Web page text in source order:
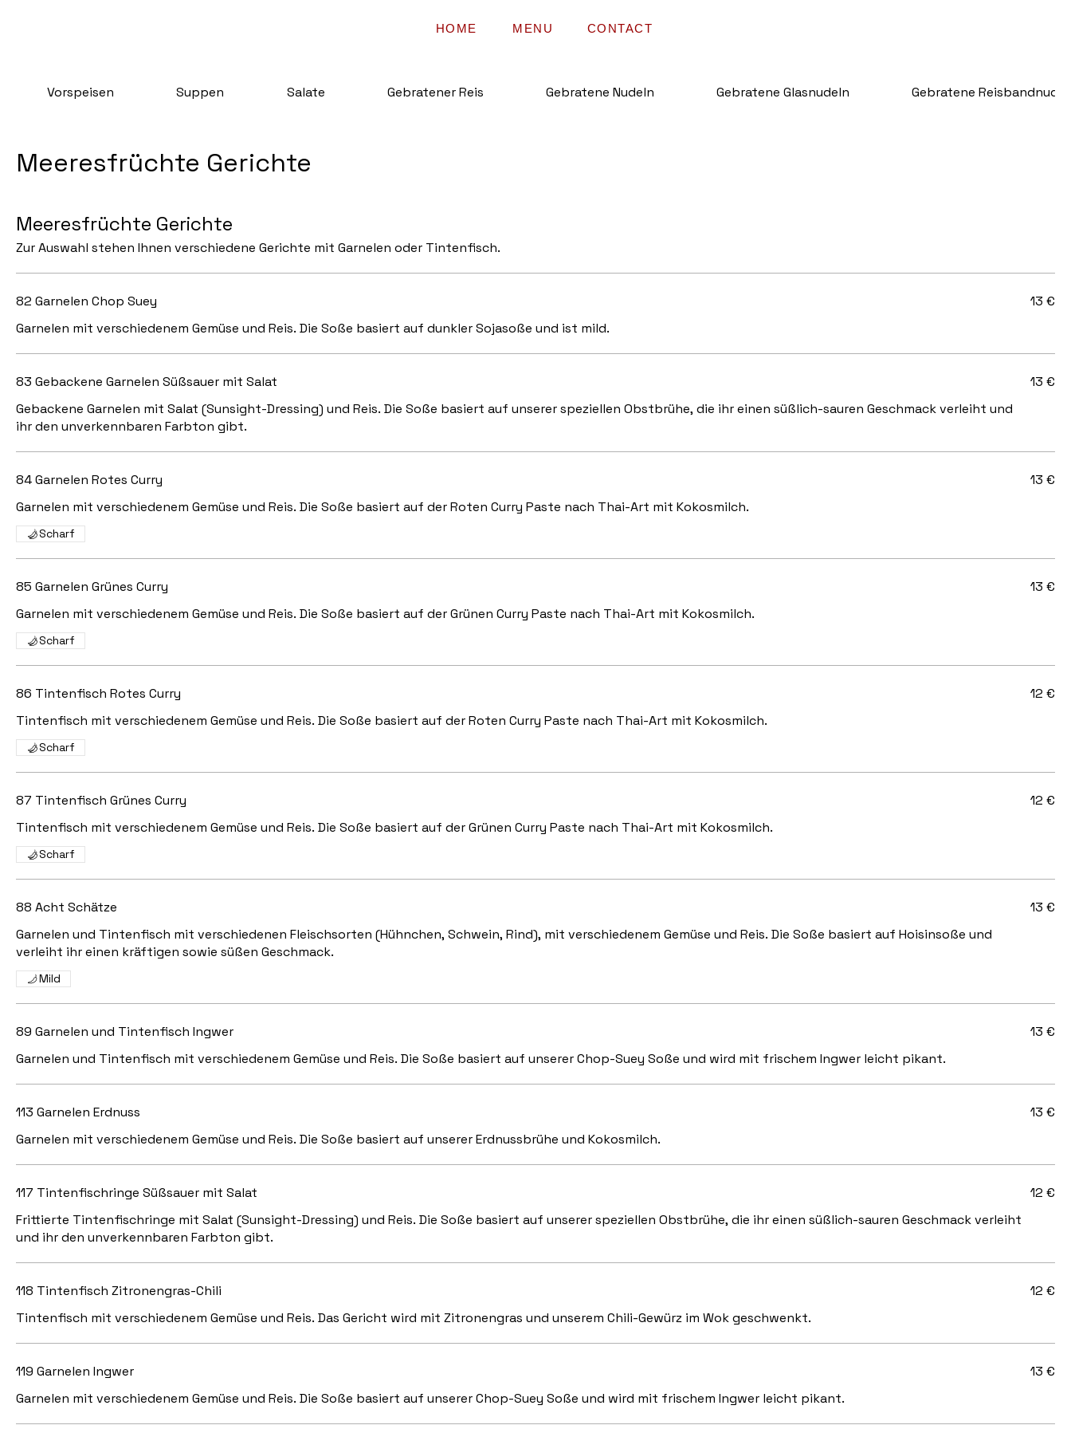
HOME MENU CONTACT
Vorspeisen Suppen Salate Gebratener Reis Gebratene Nudeln Gebratene Glasnudeln Gebratene
Meeresfrüchte Gerichte
Meeresfrüchte Gerichte
Zur Auswahl stehen Ihnen verschiedene Gerichte mit Garnelen oder Tintenfisch.
82 Garnelen Chop Suey
13 €
83 Gebackene Garnelen Süßsauer mit Salat
Gebackene Garnelen mit Salat (Sunsight-Dressing) und Reis. Die Soße basiert auf unserer speziellen Obstbrühe, die ihr einen süßlich-sauren Geschmack verleiht und
ihr den unverkennbaren Farbton gibt.
13 €
84 Garnelen Rotes Curry
Garnelen mit verschiedenem Gemüse und Reis. Die Soße basiert auf der Roten Curry Paste nach Thai-Art mit Kokosmilch.
13 €
Scharf
85 Garnelen Grünes Curry
Garnelen mit verschiedenem Gemüse und Reis. Die Soße basiert auf der Grünen Curry Paste nach Thai-Art mit Kokosmilch.
13 €
Scharf
86 Tintenfisch Rotes Curry
Tintenfisch mit verschiedenem Gemüse und Reis. Die Soße basiert auf der Roten Curry Paste nach Thai-Art mit Kokosmilch.
12 €
Scharf
87 Tintenfisch Grünes Curry
Tintenfisch mit verschiedenem Gemüse und Reis. Die Soße basiert auf der Grünen Curry Paste nach Thai-Art mit Kokosmilch.
12 €
Scharf
88 Acht Schätze
Garnelen und Tintenfisch mit verschiedenen Fleischsorten (Hühnchen, Schwein, Rind), mit verschiedenem Gemüse und Reis. Die Soße basiert auf Hoisinsoße und
verleiht ihr einen kräftigen sowie süßen Geschmack.
13 €
Mild
89 Garnelen und Tintenfisch Ingwer
Garnelen und Tintenfisch mit verschiedenem Gemüse und Reis. Die Soße basiert auf unserer Chop-Suey Soße und wird mit frischem Ingwer leicht pikant.
13 €
113 Garnelen Erdnuss
Garnelen mit verschiedenem Gemüse und Reis. Die Soße basiert auf unserer Erdnussbrühe und Kokosmilch.
13 €
117 Tintenfischringe Süßsauer mit Salat
Frittierte Tintenfischringe mit Salat (Sunsight-Dressing) und Reis. Die Soße basiert auf unserer speziellen Obstbrühe, die ihr einen süßlich-sauren Geschmack verleiht
und ihr den unverkennbaren Farbton gibt.
12 €
118 Tintenfisch Zitronengras-Chili
Tintenfisch mit verschiedenem Gemüse und Reis. Das Gericht wird mit Zitronengras und unserem Chili-Gewürz im Wok geschwenkt.
12 €
119 Garnelen Ingwer
Garnelen mit verschiedenem Gemüse und Reis. Die Soße basiert auf unserer Chop-Suey Soße und wird mit frischem Ingwer leicht pikant.
13 €